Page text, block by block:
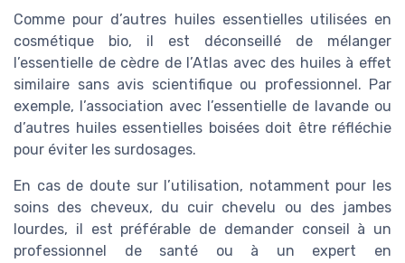
Comme pour d’autres huiles essentielles utilisées en
cosmétique bio, il est déconseillé de mélanger
l’essentielle de cèdre de l’Atlas avec des huiles à effet
similaire sans avis scientifique ou professionnel. Par
exemple, l’association avec l’essentielle de lavande ou
d’autres huiles essentielles boisées doit être réfléchie
pour éviter les surdosages.
En cas de doute sur l’utilisation, notamment pour les
soins des cheveux, du cuir chevelu ou des jambes
lourdes, il est préférable de demander conseil à un
professionnel de santé ou à un expert en